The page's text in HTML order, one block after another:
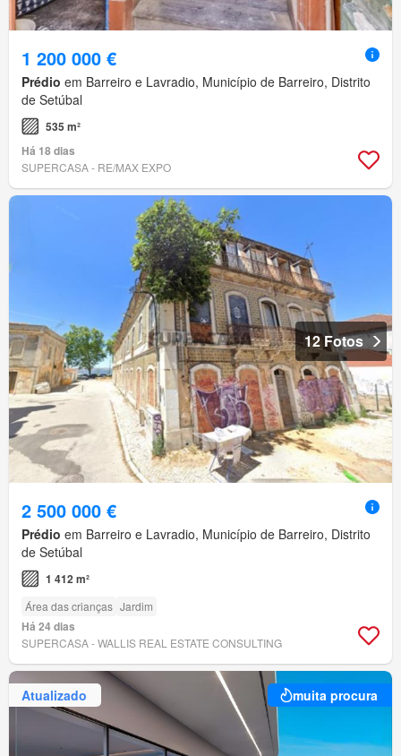
1 200 000 €
Prédio em Barreiro e Lavradio, Município de Barreiro, Distrito
de Setúbal
535 m²
Há 18 dias
SUPERCASA - RE/MAX EXPO
12 Fotos
2 500 000 €
Prédio em Barreiro e Lavradio, Município de Barreiro, Distrito
de Setúbal
1 412 m²
Área das crianças Jardim
Há 24 dias
SUPERCASA - WALLIS REAL ESTATE CONSULTING
Atualizado muita procura